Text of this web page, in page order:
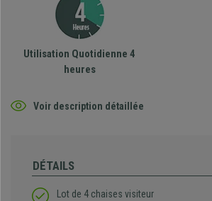
Utilisation Quotidienne 4
heures
Voir description détaillée
DÉTAILS
Lot de 4 chaises visiteur